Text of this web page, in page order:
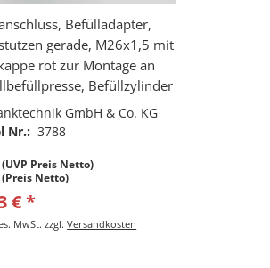
Befülladapter,
gerade, M26x1,5 mit
rot zur Montage an
Befüllzylinder
mit Innengewinde ID 2719
GmbH & Co. KG
Nr.: 3788
(UVP Preis Netto)
(Preis Netto)
€ *
MwSt. zzgl.Versandkosten